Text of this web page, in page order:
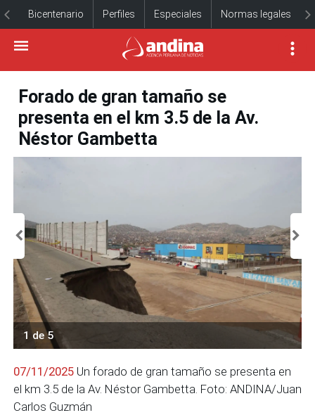
Bicentenario Perfiles Especiales Normas legales
Forado de gran tamaño se
presenta en el km 3.5 de la Av.
Néstor Gambetta
1 de 5
07/11/2025 Un forado de gran tamaño se presenta en
el km 3.5 de la Av. Néstor Gambetta. Foto: ANDINA/Juan
Carlos Guzmán